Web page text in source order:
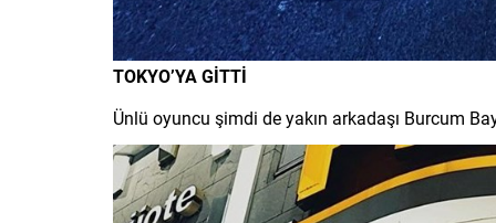
TOKYO’YA GİTTİ
Ünlü oyuncu şimdi de yakın arkadaşı Burcum